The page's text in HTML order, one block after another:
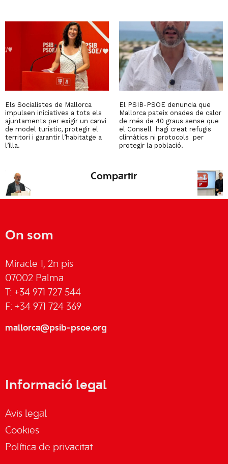
Els Socialistes de Mallorca
impulsen iniciatives a tots els
ajuntaments per exigir un canvi
de model turístic, protegir el
territori i garantir l’habitatge a
l’illa.
El PSIB-PSOE denuncia que
Mallorca pateix onades de calor
de més de 40 graus sense que
el Consell hagi creat refugis
climàtics ni protocols per
protegir la població.
Compartir
On som
Miracle 1, 2n pis
07002 Palma
T: +34 971 727 544
F: +34 971 724 369
mallorca@psib-psoe.org
Informació legal
Avis legal
Cookies
Política de privacitat